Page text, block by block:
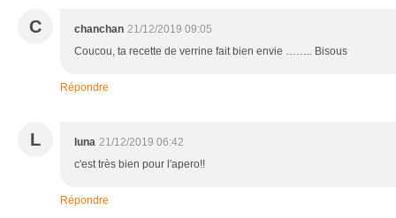
C chanchan 21/12/2019 09:05
Coucou, ta recette de verrine fait bien envie …….. Bisous
Répondre
L luna 21/12/2019 06:42
c'est très bien pour l'apero!!
Répondre